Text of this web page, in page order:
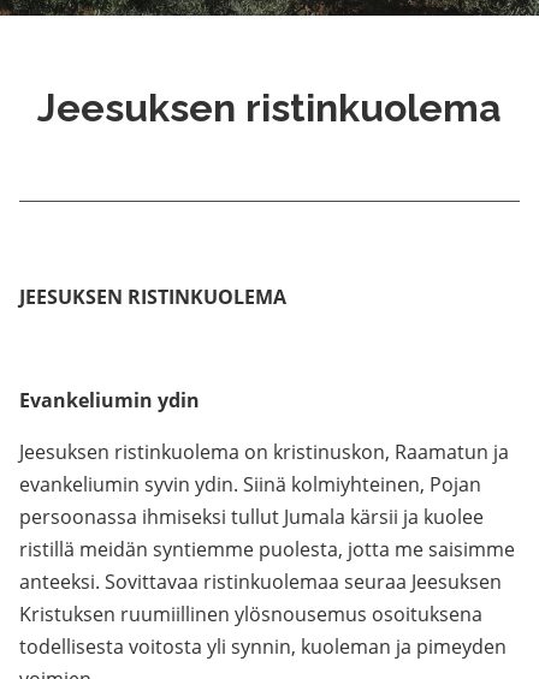
Jeesuksen ristinkuolema
JEESUKSEN RISTINKUOLEMA
Evankeliumin ydin
Jeesuksen ristinkuolema on kristinuskon, Raamatun ja
evankeliumin syvin ydin. Siinä kolmiyhteinen, Pojan
persoonassa ihmiseksi tullut Jumala kärsii ja kuolee
ristillä meidän syntiemme puolesta, jotta me saisimme
anteeksi. Sovittavaa ristinkuolemaa seuraa Jeesuksen
Kristuksen ruumiillinen ylösnousemus osoituksena
todellisesta voitosta yli synnin, kuoleman ja pimeyden